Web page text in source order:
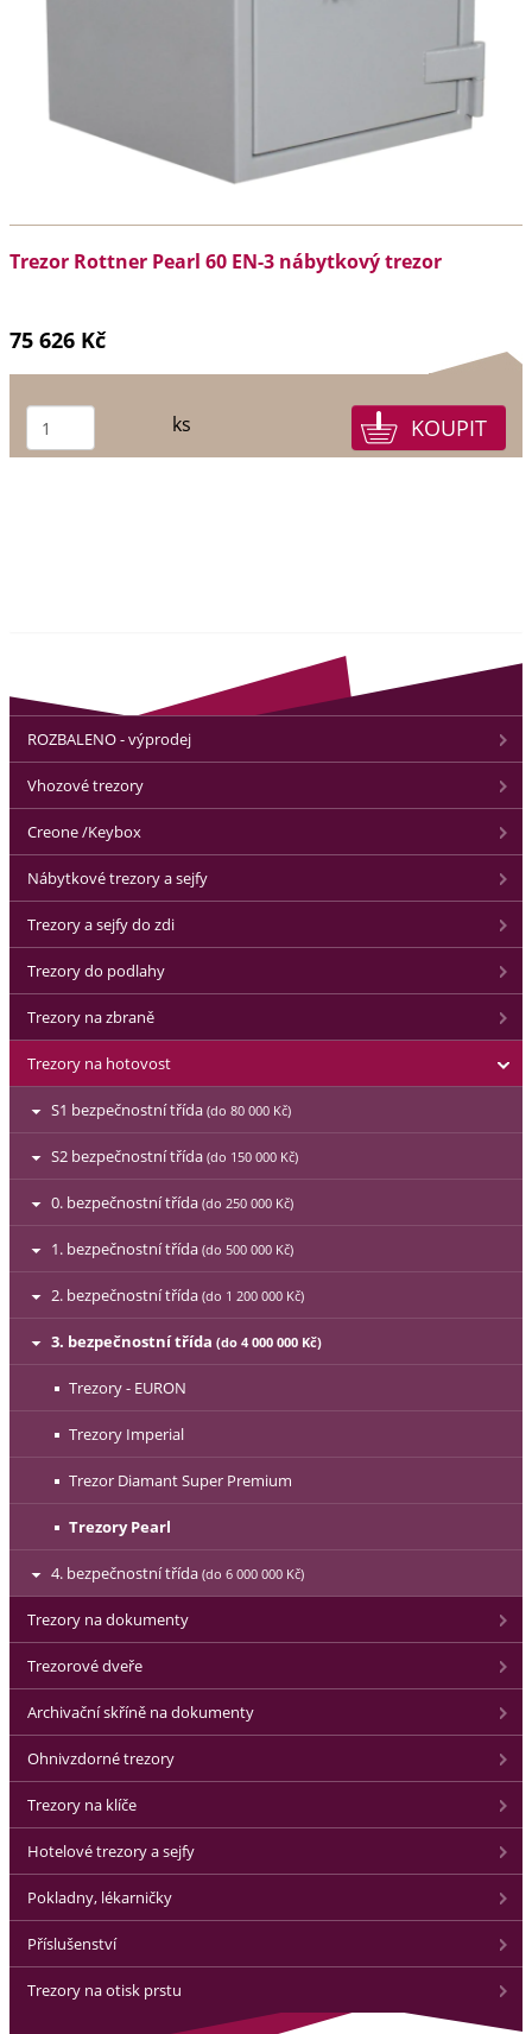
Trezor Rottner Pearl 60 EN-3 nábytkový trezor
75 626 Kč
ks
ROZBALENO - výprodej
Vhozové trezory
Creone /Keybox
Nábytkové trezory a sejfy
Trezory a sejfy do zdi
Trezory do podlahy
Trezory na zbraně
Trezory na hotovost
S1 bezpečnostní třída (do 80 000 Kč)
S2 bezpečnostní třída (do 150 000 Kč)
0. bezpečnostní třída (do 250 000 Kč)
1. bezpečnostní třída (do 500 000 Kč)
2. bezpečnostní třída (do 1 200 000 Kč)
3. bezpečnostní třída (do 4 000 000 Kč)
Trezory - EURON
Trezory Imperial
Trezor Diamant Super Premium
Trezory Pearl
4. bezpečnostní třída (do 6 000 000 Kč)
Trezory na dokumenty
Trezorové dveře
Archivační skříně na dokumenty
Ohnivzdorné trezory
Trezory na klíče
Hotelové trezory a sejfy
Pokladny, lékarničky
Příslušenství
Trezory na otisk prstu